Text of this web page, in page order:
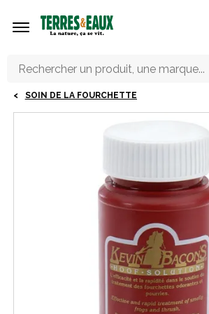
SOIN DE LA FOURCHETTE